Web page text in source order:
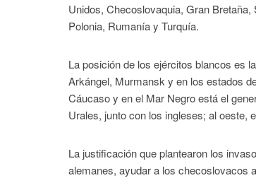
Unidos, Checoslovaquia, Gran
Polonia, Rumanía y Turquía.
La posición de los ejércitos blancos es
Arkángel, Murmansk y en los estados
Cáucaso y en el Mar Negro está el
Urales, junto con los ingleses; al oeste,
La justificación que plantearon los
alemanes, ayudar a los checoslovacos